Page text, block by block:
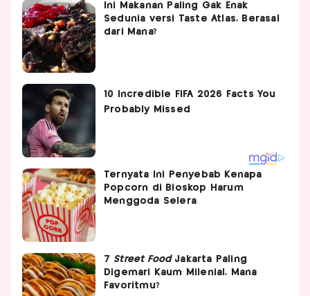
Ini Makanan Paling Gak Enak
Sedunia versi Taste Atlas, Berasal
dari Mana?
Ternyata Ini Penyebab Kenapa
Popcorn di Bioskop Harum
Menggoda Selera
7 Street FoodJakarta Paling
Digemari Kaum Milenial, Mana
Favoritmu?